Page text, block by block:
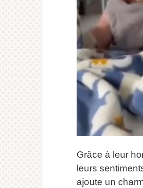
Grâce à leur
leurs
ajoute un